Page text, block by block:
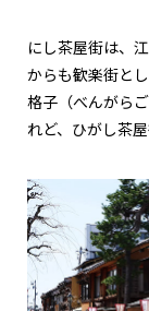
にし茶屋街は、
からも歓楽街と
格子（べんがら
れど、ひがし茶